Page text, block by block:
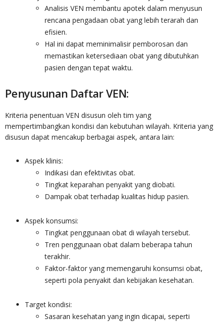
Analisis VEN membantu apotek dalam menyusun
rencana pengadaan obat yang lebih terarah dan
efisien.
Hal ini dapat meminimalisir pemborosan dan
memastikan ketersediaan obat yang dibutuhkan
pasien dengan tepat waktu.
Penyusunan Daftar VEN:
Kriteria penentuan VEN disusun oleh tim yang
mempertimbangkan kondisi dan kebutuhan wilayah. Kriteria yang
disusun dapat mencakup berbagai aspek, antara lain:
Aspek klinis:
Indikasi dan efektivitas obat.
Tingkat keparahan penyakit yang diobati.
Dampak obat terhadap kualitas hidup pasien.
Aspek konsumsi:
Tingkat penggunaan obat di wilayah tersebut.
Tren penggunaan obat dalam beberapa tahun
terakhir.
Faktor-faktor yang memengaruhi konsumsi obat,
seperti pola penyakit dan kebijakan kesehatan.
Target kondisi:
Sasaran kesehatan yang ingin dicapai, seperti